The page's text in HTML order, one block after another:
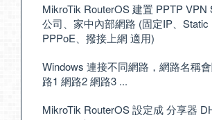
MikroTik RouterOS 建置 PPTP VPN
公司、家中內部網路 (固定IP、Static
PPPoE、撥接上網 適用)
Windows 連接不同網路，網路名稱
路1 網路2 網路3 ...
MikroTik RouterOS 設定成 分享器